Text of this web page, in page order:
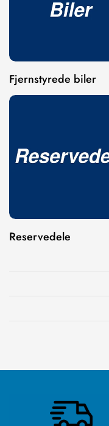
Fjernstyrede biler
Reservedele